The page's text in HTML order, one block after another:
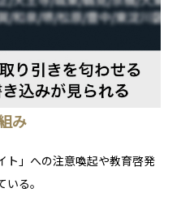
み
ト」への注意喚起や教育啓発
る。